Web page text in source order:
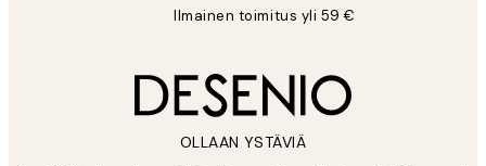
Ilmainen toimitus yli 59 €
OLLAAN YSTÄVIÄ